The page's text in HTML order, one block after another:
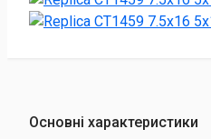
Основні характеристики